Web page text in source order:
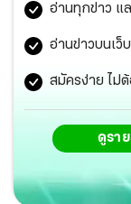
พัฒนาที่ยั่งยืนของ
นำมาเป็นพื้นฐา
ประมาณฉบับใหม่
แผนงานที่ประเ
ความร่วมมือสู่ก
อ่านทุกข่าว แ
อ่านข่าวบนเว็
สมัครง่าย ไม่
ดูราย